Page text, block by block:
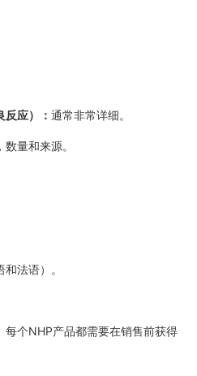
应）： 通常非常详细。
量和来源。
法语）。
每个NHP产品都需要在销售前获得